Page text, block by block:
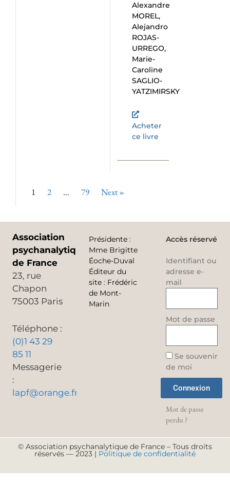
Alexandre
MOREL,
Alejandro
ROJAS-
URREGO,
Marie-
Caroline
SAGLIO-
YATZIMIRSKY
Acheter
ce livre
1 2 … 79 Next »
Association
psychanalytique
de France
23, rue
Chapon
75003 Paris
Téléphone :
(0)1 43 29
85 11
Messagerie
:
lapf@orange.fr
Présidente :
Mme Brigitte
Éoche-Duval
Éditeur du
site : Frédéric
de Mont-
Marin
Accès réservé
Identifiant ou
adresse e-
mail
Mot de passe
Se souvenir
de moi
Connexion
Mot de passe
perdu ?
© Association psychanalytique de France – Tous droits
réservés — 2023 | Politique de confidentialité